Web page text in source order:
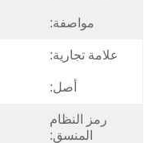
مواصفة:
علامة تجارية:
أصل:
رمز النظام
المنسق: